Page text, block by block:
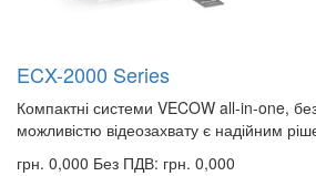
ECX-2000 Series
Компактні системи VECOW all-in-one,
можливістю відеозахвату є надійним
грн. 0,000 Без ПДВ: грн. 0,000